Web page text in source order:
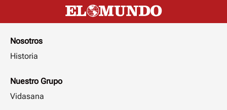
Nosotros
Historia
Nuestro Grupo
Vidasana